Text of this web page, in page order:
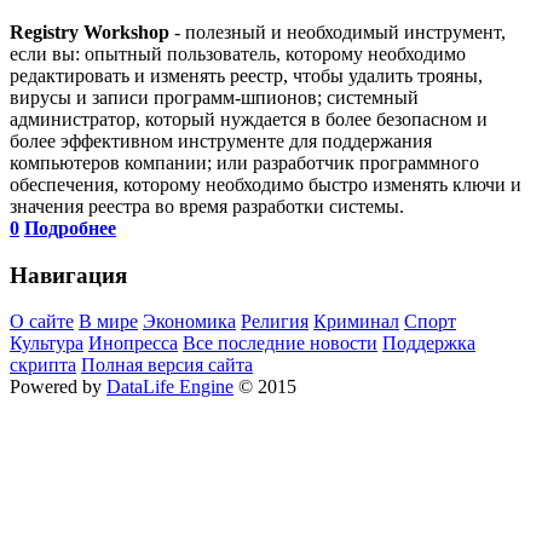
Registry Workshop - полезный и необходимый инструмент,
если вы: опытный пользователь, которому необходимо
редактировать и изменять реестр, чтобы удалить трояны,
вирусы и записи программ-шпионов; системный
администратор, который нуждается в более безопасном и
более эффективном инструменте для поддержания
компьютеров компании; или разработчик программного
обеспечения, которому необходимо быстро изменять ключи и
значения реестра во время разработки системы.
0 Подробнее
Навигация
О сайте В мире Экономика Религия Криминал Спорт
Культура Инопресса Все последние новости Поддержка
скрипта Полная версия сайта
Powered by DataLife Engine © 2015